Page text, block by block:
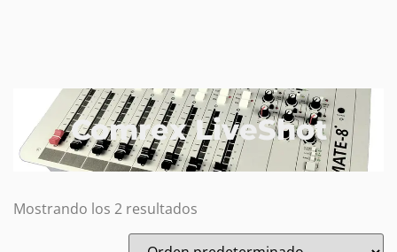
Comrex LiveShot
Mostrando los 2 resultados